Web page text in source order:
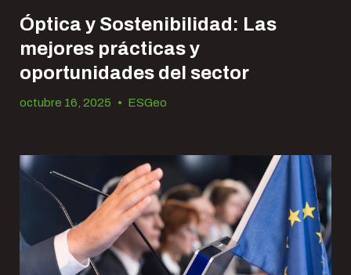
Óptica y Sostenibilidad: Las
mejores prácticas y
oportunidades del sector
octubre 16, 2025 • ESGeo